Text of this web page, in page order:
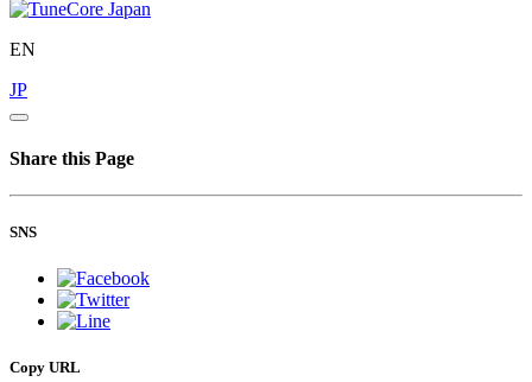
EN
JP
Share this Page
SNS
Copy URL